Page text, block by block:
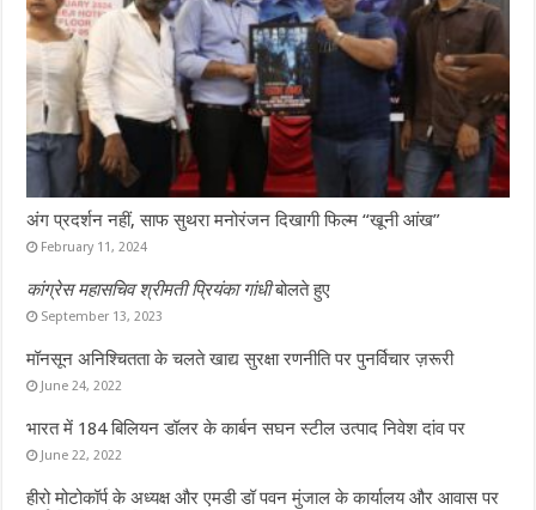
अंग प्रदर्शन नहीं, साफ सुथरा मनोरंजन दिखागी फिल्म “खूनी आंख”
February 11, 2024
कांग्रेस महासचिव श्रीमती प्रियंका गांधीबोलते हुए
September 13, 2023
मॉनसून अनिश्चितता के चलते खाद्य सुरक्षा रणनीति पर पुनर्विचार ज़रूरी
June 24, 2022
भारत में 184 बिलियन डॉलर के कार्बन सघन स्टील उत्पाद निवेश दांव पर
June 22, 2022
हीरो मोटोकॉर्प के अध्यक्ष और एमडी डॉ पवन मुंजाल के कार्यालय और आवास पर